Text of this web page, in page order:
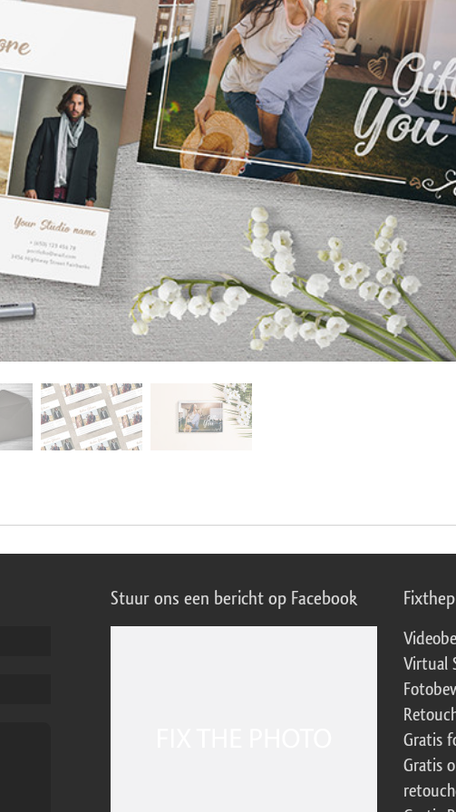
Productfoto's bewerken Sieraden Fotobewerking AI-
Stuur ons een bericht op Facebook
Virtual
Gratis
Gratis